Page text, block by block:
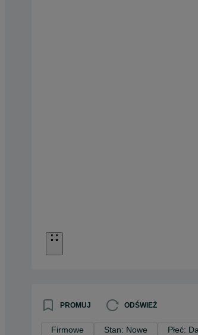
PROMUJ ODŚWIEŻ
Firmowe Stan: Nowe Płeć: